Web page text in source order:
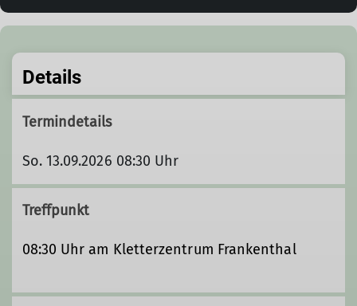
Details
Termindetails
So. 13.09.2026 08:30 Uhr
Treffpunkt
08:30 Uhr am Kletterzentrum Frankenthal